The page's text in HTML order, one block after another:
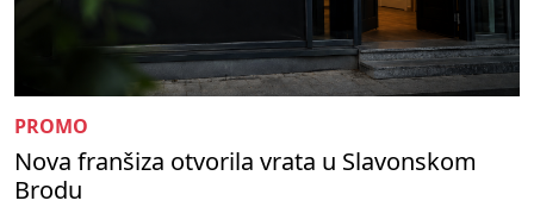
PROMO
Nova franšiza otvorila vrata u Slavonskom
Brodu